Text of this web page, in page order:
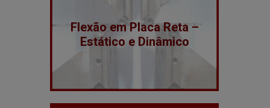
Flexão em Placa Reta –
Estático e Dinâmico